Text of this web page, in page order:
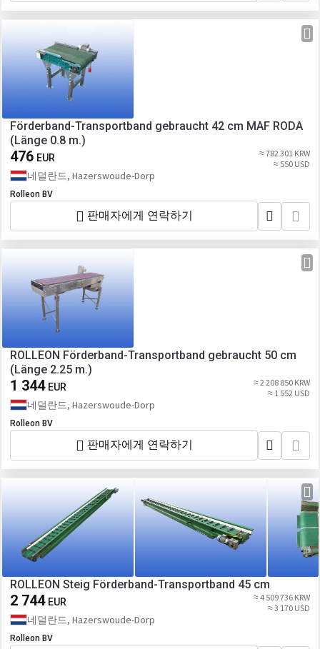
Förderband-Transportband gebraucht 42 cm MAF RODA
(Länge 0.8 m.)
476 EUR
≈ 782 301 KRW
≈ 550 USD
네덜란드, Hazerswoude-Dorp
Rolleon BV
판매자에게 연락하기
ROLLEON Förderband-Transportband gebraucht 50 cm
(Länge 2.25 m.)
1 344 EUR
≈ 2 208 850 KRW
≈ 1 552 USD
네덜란드, Hazerswoude-Dorp
Rolleon BV
판매자에게 연락하기
ROLLEON Steig Förderband-Transportband 45 cm
2 744 EUR
≈ 4 509 736 KRW
≈ 3 170 USD
네덜란드, Hazerswoude-Dorp
Rolleon BV